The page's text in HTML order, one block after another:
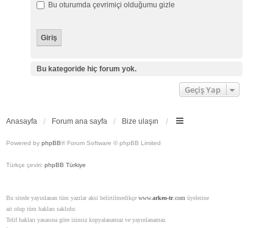
Bu oturumda çevrimiçi olduğumu gizle
Bu kategoride hiç forum yok.
Geçiş Yap
Anasayfa Forum ana sayfa Bize ulaşın
Powered by phpBB® Forum Software © phpBB Limited
Türkçe çeviri: phpBB Türkiye
Bu sitede yayınlanan tüm yazılar aksi belirtilmedikçe www.arkeo-tr.com üyelerine
ait olup tüm hakları saklıdır.
Telif hakları yasasına göre izinsiz kopyalanamaz ve yayınlanamaz.